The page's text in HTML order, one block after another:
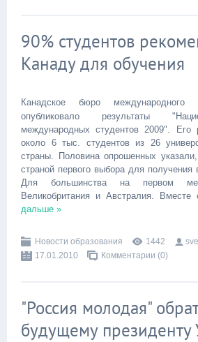
90% студентов
Канаду для обучения
Канадское бюро международного
опубликовало результаты
международных студентов 2009". Его
около 6 тыс. студентов из 26
страны. Половина опрошенных
страной первого выбора для получения
Для большинства на первом
Великобритания и Австралия.
дальше »
Новости образования 1442
17.01.2010
Комментарии (0)
"Россия молодая"
будущему президенту